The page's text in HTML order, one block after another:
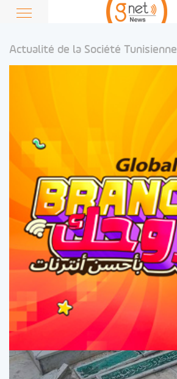
Actualité de la Société Tunisienne